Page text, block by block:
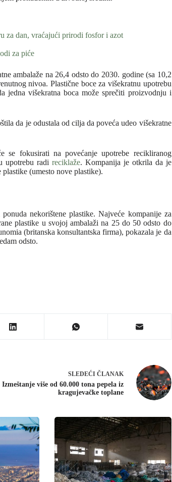
za dan, vraćajući prirodi fosfor i azot
za piće
ambalaže na 26,4 odsto do 2030. godine (sa 10,2
nivoa. Plastične boce za višekratnu upotrebu
jedna višekratna boca može sprečiti proizvodnju i
da je odustala od cilja da poveća udeo višekratne
fokusirati na povećanje upotrebe recikliranog
upotrebu radi reciklaže. Kompanija je otkrila da je
(umesto nove plastike).
nekorištene plastike. Najveće kompanije za
plastike u svojoj ambalaži na 25 do 50 odsto do
(britanska konsultantska firma), pokazala je da
odsto.
SLEDEĆI ČLANAK
Izmeštanje više od 60.000 tona pepela iz
kragujevačke toplane